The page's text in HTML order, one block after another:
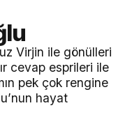
Virjin ile gönülleri
cevap esprileri ile
pek çok rengine
hayat